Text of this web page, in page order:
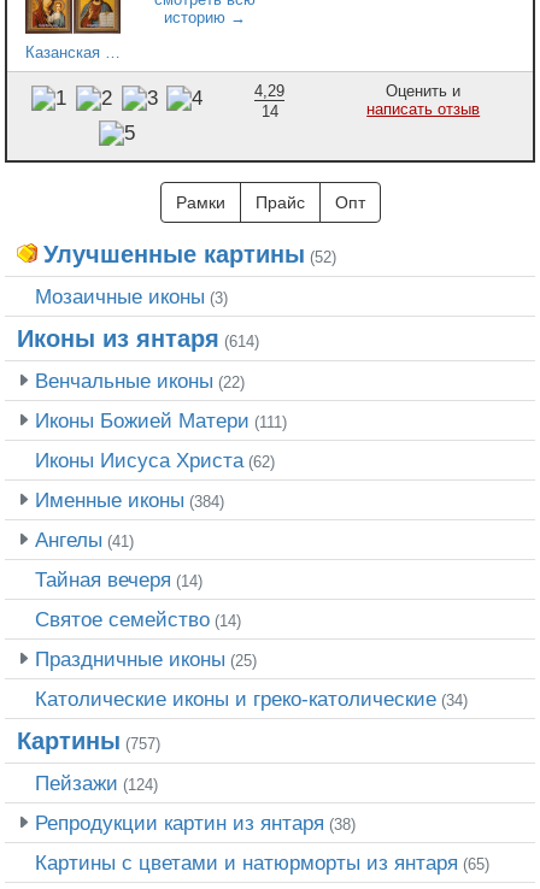
4,29
14
Оценить и
написать отзыв
Рамки Прайс Опт
Улучшенные картины (52)
Мозаичные иконы (3)
Иконы из янтаря (614)
Венчальные иконы (22)
Иконы Божией Матери (111)
Иконы Иисуса Христа(62)
Именные иконы (384)
Ангелы (41)
Тайная вечеря (14)
Святое семейство (14)
Праздничные иконы (25)
Католические иконы и греко-католические (34)
Картины (757)
Пейзажи (124)
Репродукции картин из янтаря (38)
Картины с цветами и натюрморты из янтаря (65)